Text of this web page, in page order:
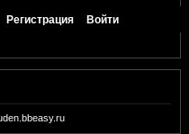
Регистрация Войти